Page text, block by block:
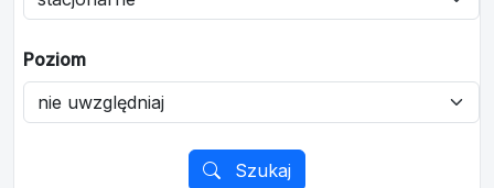
Poziom
Szukaj